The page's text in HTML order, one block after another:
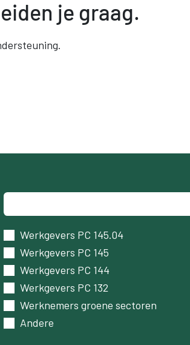
je graag.
Werkgevers PC 145.04
Werkgevers PC 145
Werkgevers PC 144
Werkgevers PC 132
Werknemers groene sectoren
Andere